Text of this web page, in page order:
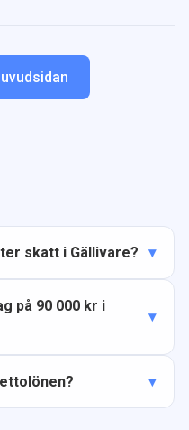
skatt i Gällivare?
på 90 000 kr i